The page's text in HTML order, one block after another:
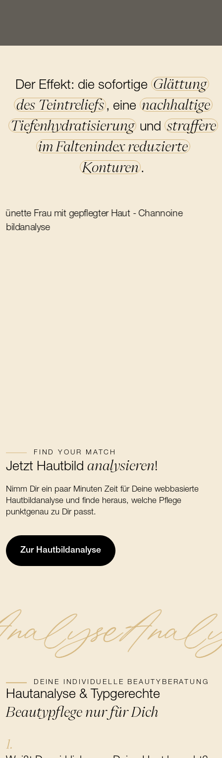
Der Effekt: die sofortige Glättung
des Teintreliefs, eine nachhaltige
Tiefenhydratisierung undstraffere
im Faltenindex reduzierte
Konturen .
FIND YOUR MATCH
Jetzt Hautbildanalysieren!
Nimm Dir ein paar Minuten Zeit für Deine webbasierte
Hautbildanalyse und finde heraus, welche Pflege
punktgenau zu Dir passt.
Zur Hautbildanalyse
DEINE INDIVIDUELLE BEAUTYBERATUNG
Hautanalyse & Typgerechte
Beautypflege nur für Dich
1.